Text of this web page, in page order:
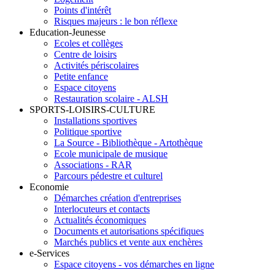
Points d'intérêt
Risques majeurs : le bon réflexe
Education-Jeunesse
Ecoles et collèges
Centre de loisirs
Activités périscolaires
Petite enfance
Espace citoyens
Restauration scolaire - ALSH
SPORTS-LOISIRS-CULTURE
Installations sportives
Politique sportive
La Source - Bibliothèque - Artothèque
Ecole municipale de musique
Associations - RAR
Parcours pédestre et culturel
Economie
Démarches création d'entreprises
Interlocuteurs et contacts
Actualités économiques
Documents et autorisations spécifiques
Marchés publics et vente aux enchères
e-Services
Espace citoyens - vos démarches en ligne